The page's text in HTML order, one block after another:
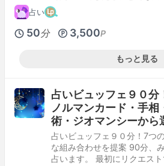
占い
50分 3,500P
もっと見る
占いビュッフェ９０分
ノルマンカード・手相
術・ジオマンシーから
占いビュッフェ９０分！7つ
な組み合わせを提案 90分、
占います。 最初にリクエス